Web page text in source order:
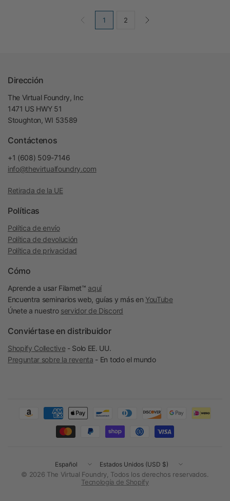
1 2
Dirección
The Virtual Foundry, Inc
1471 US HWY 51
Stoughton, WI 53589
Contáctenos
+1 (608) 509-7146
info@thevirtualfoundry.com
Retirada de la UE
Políticas
Política de envío
Política de devolución
Política de privacidad
Cómo
Aprende a usar Filamet™ aquí
Encuentra seminarios web, guías y más en YouTube
Únete a nuestro servidor de Discord
Conviértase en distribuidor
Shopify Collective - Solo EE. UU.
Preguntar sobre la reventa - En todo el mundo
Actualizar
país/región
Actualizar
país/región
© 2026 The Virtual Foundry, Todos los derechos reservados.
Tecnología de Shopify